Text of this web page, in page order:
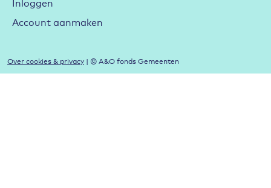
Account aanmaken
Over cookies & privacy | © A&O fonds Gemeenten